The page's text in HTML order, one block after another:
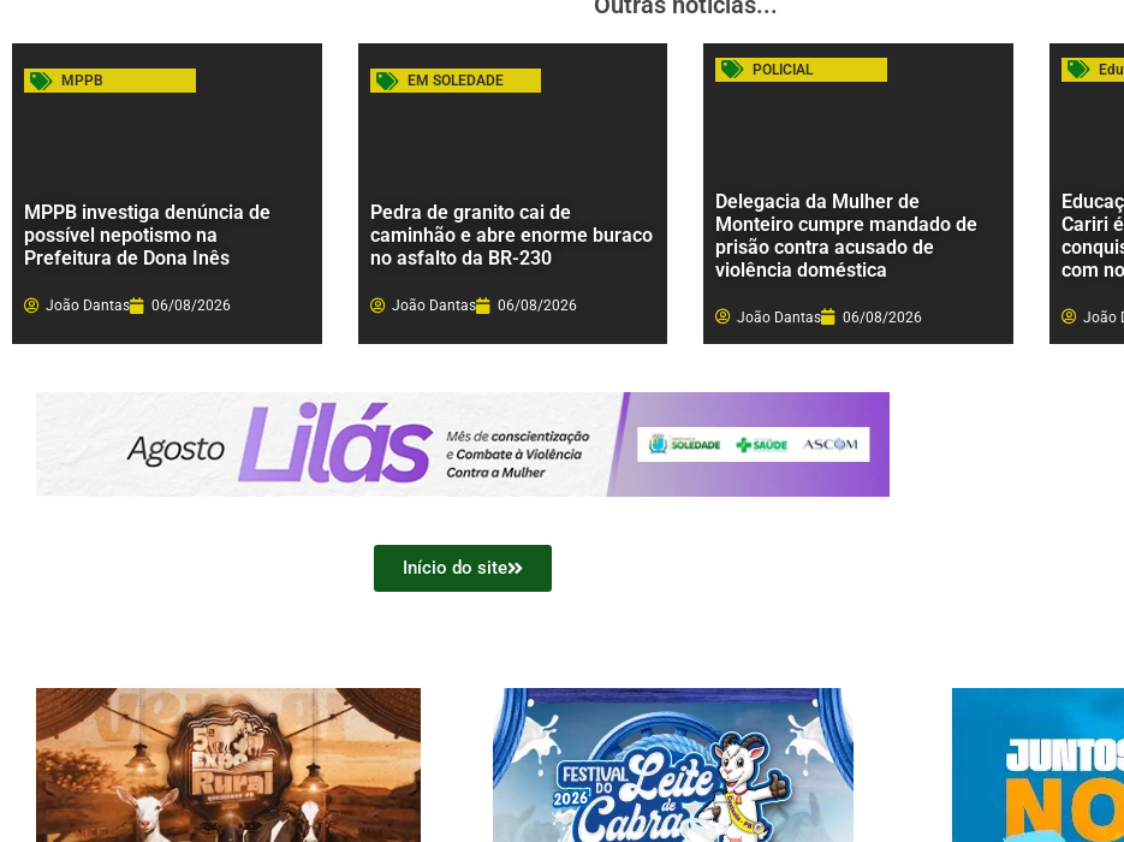
MPPB
MPPB investiga denúncia de
possível nepotismo na
Prefeitura de Dona Inês
João Dantas 06/08/2026
EM SOLEDADE
Pedra de granito cai de
caminhão e abre enorme buraco
no asfalto da BR-230
João Dantas 06/08/2026
POLICIAL
Delegacia da Mulher de
Monteiro cumpre mandado de
prisão contra acusado de
violência doméstica
João Dantas 06/08/2026
Cariri
com
João
Início do site